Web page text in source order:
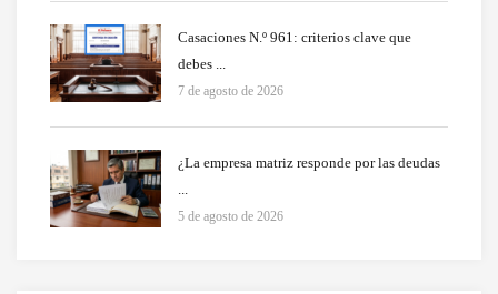
Casaciones N.º 961: criterios clave que
debes ...
7 de agosto de 2026
¿La empresa matriz responde por las deudas
5 de agosto de 2026